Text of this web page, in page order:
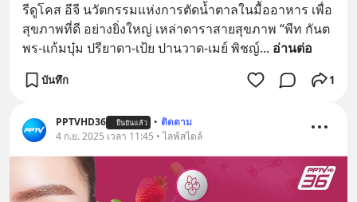
รีดูโคส อีจี นวัตกรรมแห่งการตัดน้ำตาลในมื้ออาหาร เพื่อ
สุขภาพที่ดี อย่างยิ่งใหญ่ เหล่าดาราสายสุขภาพ “พีท กันต
พร-แก้มบุ๋ม ปรียาดา-เป้ย ปานวาด-เมย์ พิชญ์... อ่านต่อ
บันทึก 1
PPTVHD36 ยืนยันแล้ว • ติดตาม
4 ก.ย. 2025 เวลา 11:45 • ไลฟ์สไตล์